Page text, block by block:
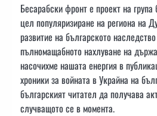
Бесарабски фронт е проект на група
цел популяризиране на региона на
развитие на българското
пълномащабното нахлуване на
насочихме нашата енергия в
хроники за войната в Украйна на
българският читател да получава
случващото се в момента.